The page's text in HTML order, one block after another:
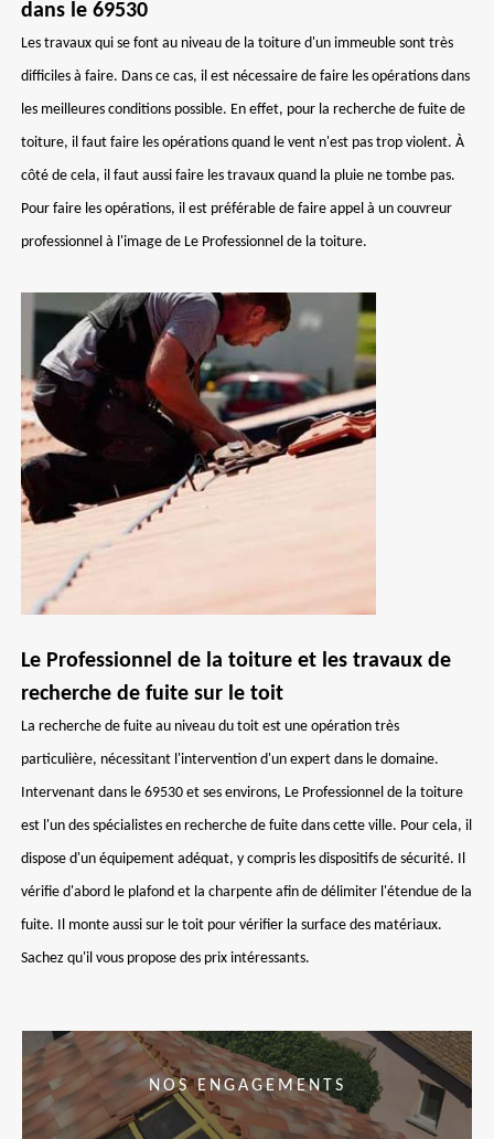
dans le 69530
Les travaux qui se font au niveau de la toiture d'un immeuble sont très
difficiles à faire. Dans ce cas, il est nécessaire de faire les opérations dans
les meilleures conditions possible. En effet, pour la recherche de fuite de
toiture, il faut faire les opérations quand le vent n'est pas trop violent. À
côté de cela, il faut aussi faire les travaux quand la pluie ne tombe pas.
Pour faire les opérations, il est préférable de faire appel à un couvreur
professionnel à l'image de Le Professionnel de la toiture.
Le Professionnel de la toiture et les travaux de
recherche de fuite sur le toit
La recherche de fuite au niveau du toit est une opération très
particulière, nécessitant l'intervention d'un expert dans le domaine.
Intervenant dans le 69530 et ses environs, Le Professionnel de la toiture
est l'un des spécialistes en recherche de fuite dans cette ville. Pour cela, il
dispose d'un équipement adéquat, y compris les dispositifs de sécurité. Il
vérifie d'abord le plafond et la charpente afin de délimiter l'étendue de la
fuite. Il monte aussi sur le toit pour vérifier la surface des matériaux.
Sachez qu'il vous propose des prix intéressants.
NOS ENGAGEMENTS